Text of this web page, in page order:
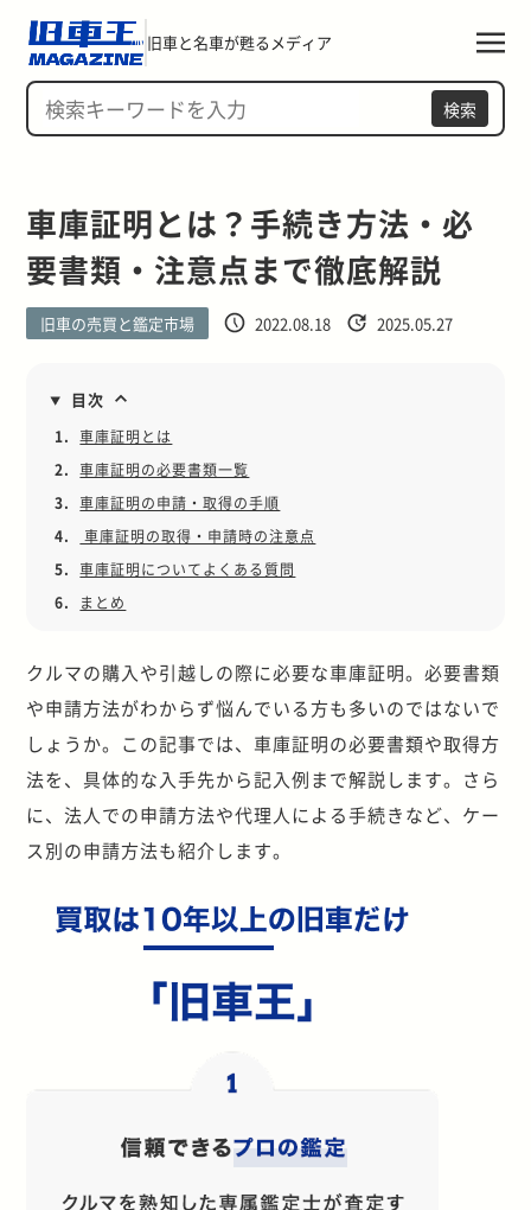
旧車と名車が甦るメディア
検索
車庫証明とは？手続き方法・必
要書類・注意点まで徹底解説
旧車の売買と鑑定市場 2022.08.18 2025.05.27
目次
1.
車庫証明とは
2.
車庫証明の必要書類一覧
3.
車庫証明の申請・取得の手順
4.
車庫証明の取得・申請時の注意点
5.
車庫証明についてよくある質問
6.
まとめ
クルマの購入や引越しの際に必要な車庫証明。必要書類
や申請方法がわからず悩んでいる方も多いのではないで
しょうか。この記事では、車庫証明の必要書類や取得方
法を、具体的な入手先から記入例まで解説します。さら
に、法人での申請方法や代理人による手続きなど、ケー
ス別の申請方法も紹介します。